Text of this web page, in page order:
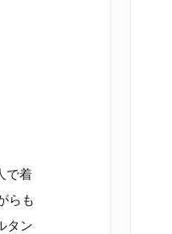
で着
らも
タン